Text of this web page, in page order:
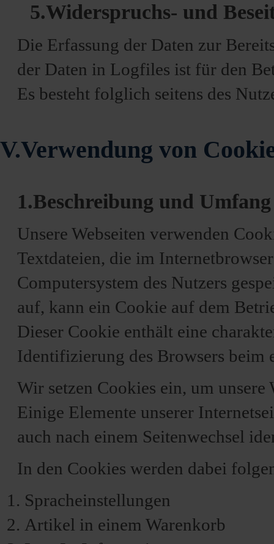
5.Widerspruchs- und
Die Erfassung der Daten zur
der Daten in Logfiles ist für den
Es besteht folglich seitens des
V.Verwendung von
1.Beschreibung und
Unsere Webseiten verwenden
Textdateien, die im
Computersystem des Nutzers
auf, kann ein Cookie auf dem
Dieser Cookie enthält eine
Identifizierung des Browsers beim
Wir setzen Cookies ein, um
Einige Elemente unserer
auch nach einem Seitenwechsel
In den Cookies werden dabei
Spracheinstellungen
Artikel in einem Warenkorb